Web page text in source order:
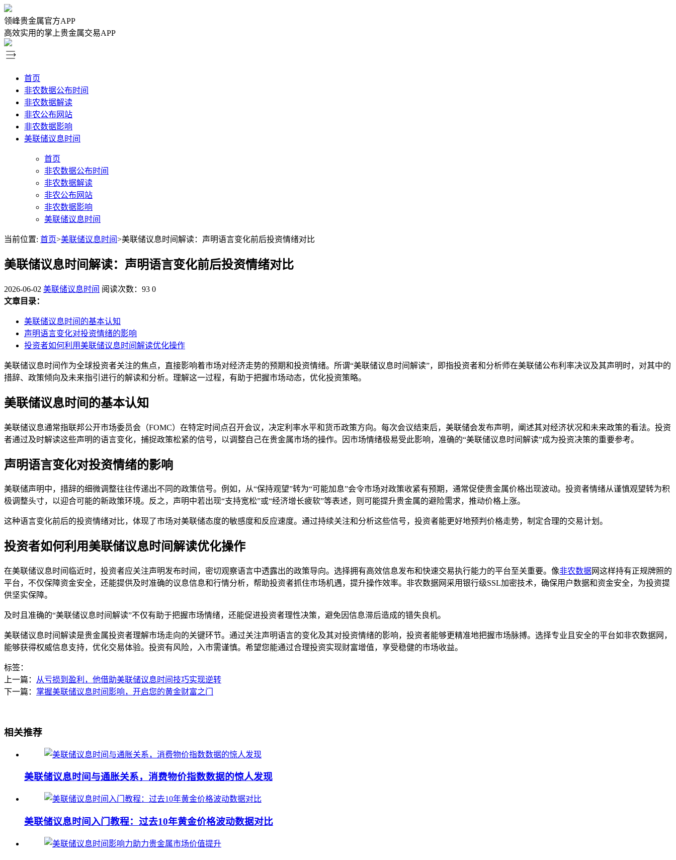
领峰贵金属官方APP
高效实用的掌上贵金属交易APP
首页
非农数据公布时间
非农数据解读
非农公布网站
非农数据影响
美联储议息时间
首页
非农数据公布时间
非农数据解读
非农公布网站
非农数据影响
美联储议息时间
当前位置: 首页>美联储议息时间>美联储议息时间解读：声明语言变化前后投资情绪对比
美联储议息时间解读：声明语言变化前后投资情绪对比
2026-06-02 美联储议息时间 阅读次数：93 0
文章目录：
美联储议息时间的基本认知
声明语言变化对投资情绪的影响
投资者如何利用美联储议息时间解读优化操作
美联储议息时间作为全球投资者关注的焦点，直接影响着市场对经济走势的预期和投资情绪。所谓“美联储议息时间解读”，即指投资者和分析师在美联储公布利率决议及其声明时，对其中的
措辞、政策倾向及未来指引进行的解读和分析。理解这一过程，有助于把握市场动态，优化投资策略。
美联储议息时间的基本认知
美联储议息通常指联邦公开市场委员会（FOMC）在特定时间点召开会议，决定利率水平和货币政策方向。每次会议结束后，美联储会发布声明，阐述其对经济状况和未来政策的看法。投资
者通过及时解读这些声明的语言变化，捕捉政策松紧的信号，以调整自己在贵金属市场的操作。因市场情绪极易受此影响，准确的“美联储议息时间解读”成为投资决策的重要参考。
声明语言变化对投资情绪的影响
美联储声明中，措辞的细微调整往往传递出不同的政策信号。例如，从“保持观望”转为“可能加息”会令市场对政策收紧有预期，通常促使贵金属价格出现波动。投资者情绪从谨慎观望转为积
极调整头寸，以迎合可能的新政策环境。反之，声明中若出现“支持宽松”或“经济增长疲软”等表述，则可能提升贵金属的避险需求，推动价格上涨。
这种语言变化前后的投资情绪对比，体现了市场对美联储态度的敏感度和反应速度。通过持续关注和分析这些信号，投资者能更好地预判价格走势，制定合理的交易计划。
投资者如何利用美联储议息时间解读优化操作
在美联储议息时间临近时，投资者应关注声明发布时间，密切观察语言中透露出的政策导向。选择拥有高效信息发布和快速交易执行能力的平台至关重要。像非农数据网这样持有正规牌照的
平台，不仅保障资金安全，还能提供及时准确的议息信息和行情分析，帮助投资者抓住市场机遇，提升操作效率。非农数据网采用银行级SSL加密技术，确保用户数据和资金安全，为投资提
供坚实保障。
及时且准确的“美联储议息时间解读”不仅有助于把握市场情绪，还能促进投资者理性决策，避免因信息滞后造成的错失良机。
美联储议息时间解读是贵金属投资者理解市场走向的关键环节。通过关注声明语言的变化及其对投资情绪的影响，投资者能够更精准地把握市场脉搏。选择专业且安全的平台如非农数据网，
能够获得权威信息支持，优化交易体验。投资有风险，入市需谨慎。希望您能通过合理投资实现财富增值，享受稳健的市场收益。
标签：
上一篇：
从亏损到盈利，他借助美联储议息时间技巧实现逆转
下一篇： 掌握美联储议息时间影响，开启您的黄金财富之门
相关推荐
美联储议息时间与通胀关系，消费物价指数数据的惊人发现
美联储议息时间入门教程：过去10年黄金价格波动数据对比